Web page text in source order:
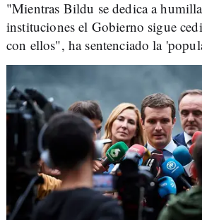
"Mientras Bildu se dedica a
instituciones el Gobierno sigue
con ellos", ha sentenciado la